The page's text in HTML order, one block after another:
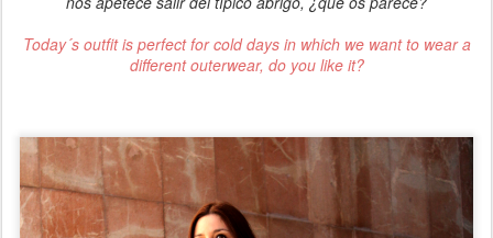
Today´s outfit is perfect for cold days in which we want to wear a
different outerwear, do you like it?